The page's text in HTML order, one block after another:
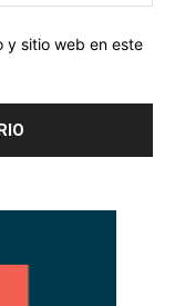
y sitio web en este